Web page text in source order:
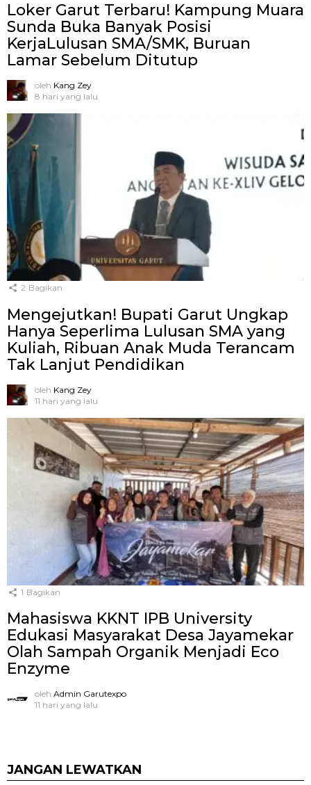
Loker Garut Terbaru! Kampung Muara
Sunda Buka Banyak Posisi
KerjaLulusan SMA/SMK, Buruan
Lamar Sebelum Ditutup
oleh Kang Zey
8 hari yang lalu
2 Bagikan
Mengejutkan! Bupati Garut Ungkap
Hanya Seperlima Lulusan SMA yang
Kuliah, Ribuan Anak Muda Terancam
Tak Lanjut Pendidikan
oleh Kang Zey
11 hari yang lalu
1 Bagikan
Mahasiswa KKNT IPB University
Edukasi Masyarakat Desa Jayamekar
Olah Sampah Organik Menjadi Eco
Enzyme
oleh Admin Garutexpo
11 hari yang lalu
JANGAN LEWATKAN